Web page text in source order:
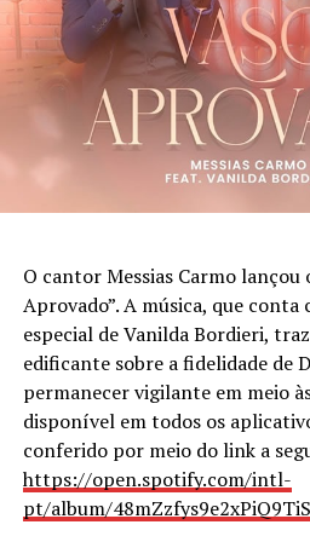
Xande (pandeiro), Tiago Costa
(repique de anel), Jorginho
Souza (reco-reco).
O cantor Messias Carmo lançou
Aprovado”. A música, que
especial de Vanilda Bordieri,
edificante sobre a fidelidade de
permanecer vigilante em meio
disponível em todos os
conferido por meio do link a
https://open.spotify.com/intl-
pt/album/